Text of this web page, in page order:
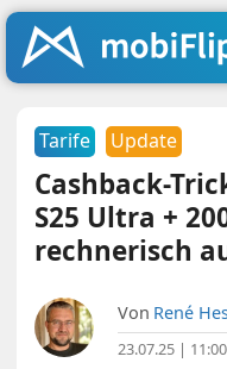
Tarife Update
Cashback-
S25 Ultra +
rechnerisch
Von René
23.07.25 |